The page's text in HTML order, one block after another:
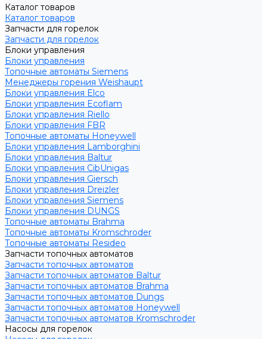
Каталог товаров
Каталог товаров
Запчасти для горелок
Запчасти для горелок
Блоки управления
Блоки управления
Топочные автоматы Siemens
Менеджеры горения Weishaupt
Блоки управления Elco
Блоки управления Ecoflam
Блоки управления Riello
Блоки управления FBR
Топочные автоматы Honeywell
Блоки управления Lamborghini
Блоки управления Baltur
Блоки управления CibUnigas
Блоки управления Giersch
Блоки управления Dreizler
Блоки управления Siemens
Блоки управления DUNGS
Топочные автоматы Brahma
Топочные автоматы Kromschroder
Топочные автоматы Resideo
Запчасти топочных автоматов
Запчасти топочных автоматов
Запчасти топочных автоматов Baltur
Запчасти топочных автоматов Brahma
Запчасти топочных автоматов Dungs
Запчасти топочных автоматов Honeywell
Запчасти топочных автоматов Kromschroder
Насосы для горелок